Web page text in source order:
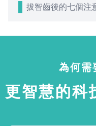
拔智齒後的七個注
為何
更智慧的科